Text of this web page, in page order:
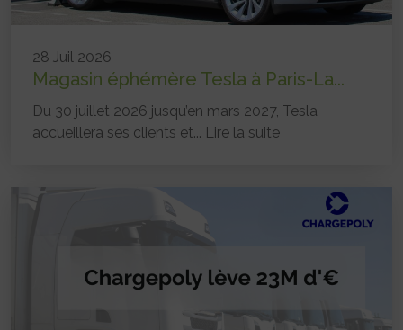
28 Juil 2026
Magasin éphémère Tesla à Paris-La...
Du 30 juillet 2026 jusqu’en mars 2027, Tesla
accueillera ses clients et... Lire la suite